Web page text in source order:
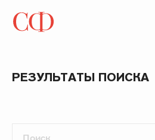
РЕЗУЛЬТАТЫ ПОИСКА